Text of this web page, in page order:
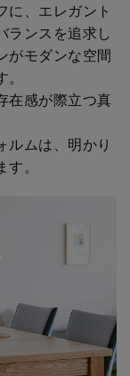
に、エレガント
ランスを追求し
がモダンな空間
在感が際立つ真
ルムは、明かり
。